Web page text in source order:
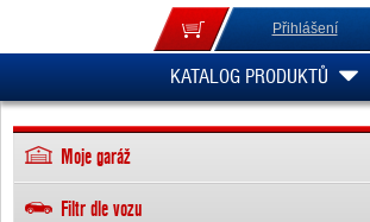
Přihlášení
KATALOG PRODUKTŮ
Moje garáž
Filtr dle vozu